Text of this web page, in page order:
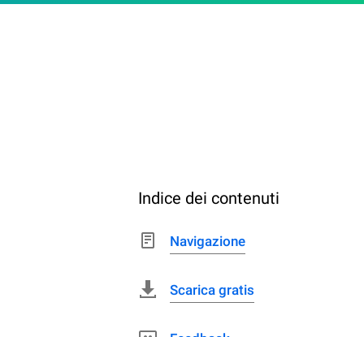
Indice dei contenuti
Navigazione
Scarica gratis